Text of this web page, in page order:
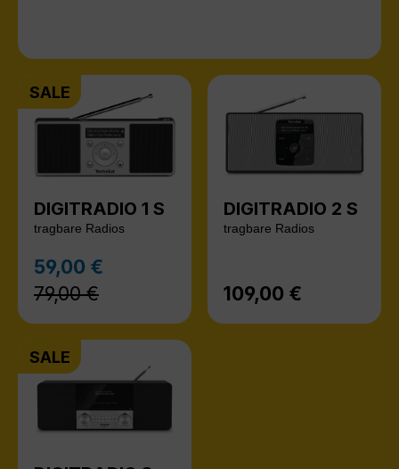
SALE
DIGITRADIO 1 S
tragbare Radios
Verkaufspreis:
59,00 €
79,00 €
DIGITRADIO 2 S
tragbare Radios
Regulärer Preis:
109,00 €
SALE